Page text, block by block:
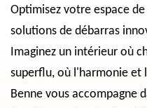
Optimisez votre espace
solutions de débarras
Imaginez un intérieur où
superflu, où l'harmonie et
Benne vous accompagne